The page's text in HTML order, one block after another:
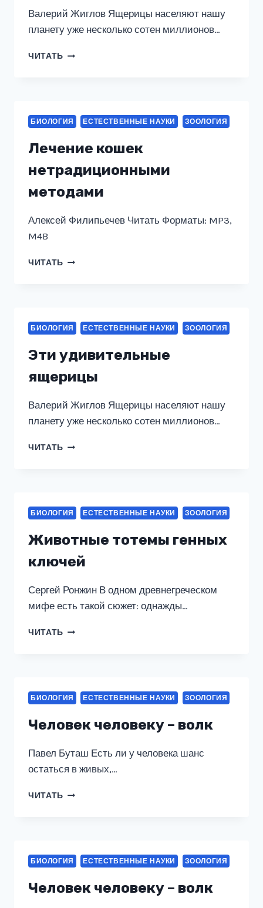
Валерий Жиглов Ящерицы населяют нашу
планету уже несколько сотен миллионов…
ЧИТАТЬ ЭТИ
БИОЛОГИЯ ЕСТЕСТВЕННЫЕ НАУКИ ЗООЛОГИЯ
Лечение кошек
нетрадиционными
методами
Алексей Филипьечев Читать Форматы: MP3,
M4B
ЧИТАТЬ ЛЕЧЕНИЕ
БИОЛОГИЯ ЕСТЕСТВЕННЫЕ НАУКИ ЗООЛОГИЯ
Эти удивительные
ящерицы
Валерий Жиглов Ящерицы населяют нашу
планету уже несколько сотен миллионов…
ЧИТАТЬ ЭТИ
БИОЛОГИЯ ЕСТЕСТВЕННЫЕ НАУКИ ЗООЛОГИЯ
Животные тотемы генных
ключей
Сергей Ронжин В одном древнегреческом
мифе есть такой сюжет: однажды…
ЧИТАТЬ ЖИВОТНЫЕ
БИОЛОГИЯ ЕСТЕСТВЕННЫЕ НАУКИ ЗООЛОГИЯ
Человек человеку – волк
Павел Буташ Есть ли у человека шанс
остаться в живых,…
ЧИТАТЬ ЧЕЛОВЕК
БИОЛОГИЯ ЕСТЕСТВЕННЫЕ НАУКИ ЗООЛОГИЯ
Человек человеку – волк